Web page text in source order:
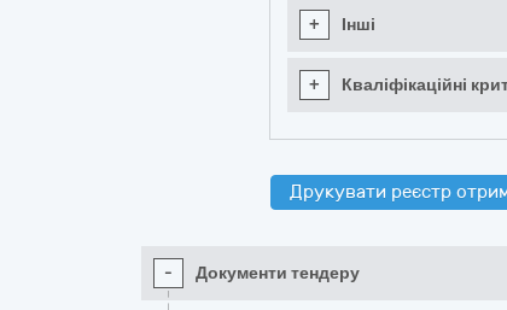
+ Інші
+ Кваліфікаційні
Друкувати реєстр
- Документи тендеру